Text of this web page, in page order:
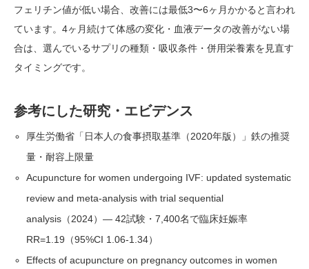
フェリチン値が低い場合、改善には最低3〜6ヶ月かかると言われ
ています。4ヶ月続けて体感の変化・血液データの改善がない場
合は、選んでいるサプリの種類・吸収条件・併用栄養素を見直す
タイミングです。
参考にした研究・エビデンス
厚生労働省「日本人の食事摂取基準（2020年版）」鉄の推奨
量・耐容上限量
Acupuncture for women undergoing IVF: updated systematic
review and meta-analysis with trial sequential
analysis（2024）— 42試験・7,400名で臨床妊娠率
RR=1.19（95%CI 1.06-1.34）
Effects of acupuncture on pregnancy outcomes in women